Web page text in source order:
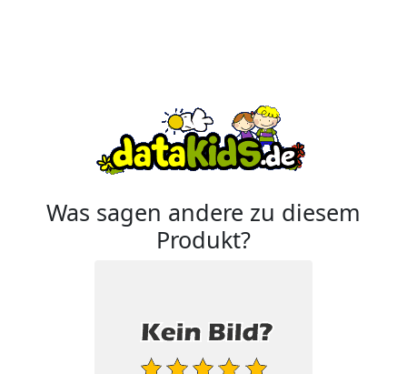
Was sagen andere zu diesem
Produkt?